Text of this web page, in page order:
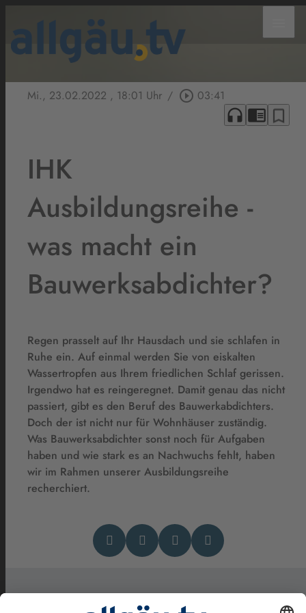
Mi., 23.02.2022 , 18:01 Uhr / play_circle_outline 03:41
headphones chrome_reader_mode bookmark_border
IHK
Ausbildungsreihe -
was macht ein
Bauwerksabdichter?
Regen prasselt auf Ihr Hausdach und sie schlafen in
Ruhe ein. Auf einmal werden Sie von eiskalten
Wassertropfen aus Ihrem friedlichen Schlaf gerissen.
Irgendwo hat es reingeregnet. Damit genau das nicht
passiert, gibt es den Beruf des Bauwerkabdichters.
Doch der ist nicht nur für Wohnhäuser zuständig.
Was Bauwerksabdichter sonst noch für Aufgaben
haben und wie stark es an Nachwuchs fehlt, haben
wir im Rahmen unserer Ausbildungsreihe
recherchiert.